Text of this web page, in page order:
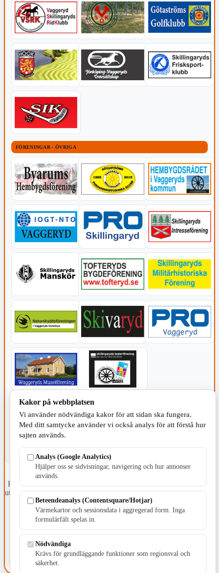
FÖRENINGAR - ÖVRIGA
KOMMUNEN
Fristående webbtidningsföretag grundat 1991 som sedan 2002 ger
ut tidningen Skillingaryd.nu och 2010 lanserades Värnamo.nu. Från
april 2026 omfattar Skillingaryd.nu tre kommuner: Gnosjö,
Värnamo och Vaggeryds kommun.
E-post: redaktionen@skillingaryd.nu
Postadress: Gisslaköp 1, 568 92 Skillingaryd
Kakor på webbplatsen
Vi använder nödvändiga kakor för att sidan ska fungera.
Med ditt samtycke använder vi också analys för att förstå hur
sajten används.
Analys (Google Analytics)
Hjälper oss se sidvisningar, navigering och hur annonser
används.
Beteendeanalys (Contentsquare/Hotjar)
Värmekartor och sessionsdata i aggregerad form. Inga
formulärfält spelas in.
Nödvändiga
Krävs för grundläggande funktioner som regionsval och
säkerhet.